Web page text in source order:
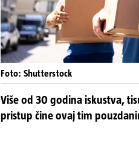
Foto: Shutterstock
Više od 30 godina iskustva,
pristup čine ovaj tim